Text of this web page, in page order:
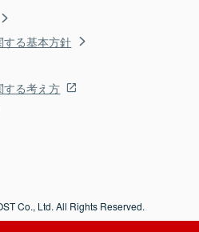
する基本方針
する考え方
Co., Ltd. All Rights Reserved.